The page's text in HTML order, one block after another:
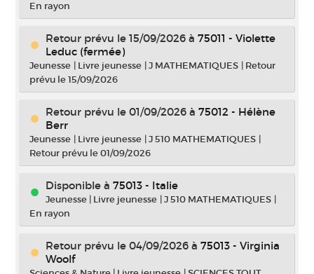
En rayon
Retour prévu le 15/09/2026 à 75011 - Violette
Leduc (fermée)
Jeunesse | Livre jeunesse |J MATHEMATIQUES | Retour
prévu le 15/09/2026
Retour prévu le 01/09/2026 à 75012 - Hélène
Berr
Jeunesse | Livre jeunesse |J 510 MATHEMATIQUES |
Retour prévu le 01/09/2026
Disponible à 75013 - Italie
Jeunesse | Livre jeunesse |J 510 MATHEMATIQUES |
En rayon
Retour prévu le 04/09/2026 à 75013 - Virginia
Woolf